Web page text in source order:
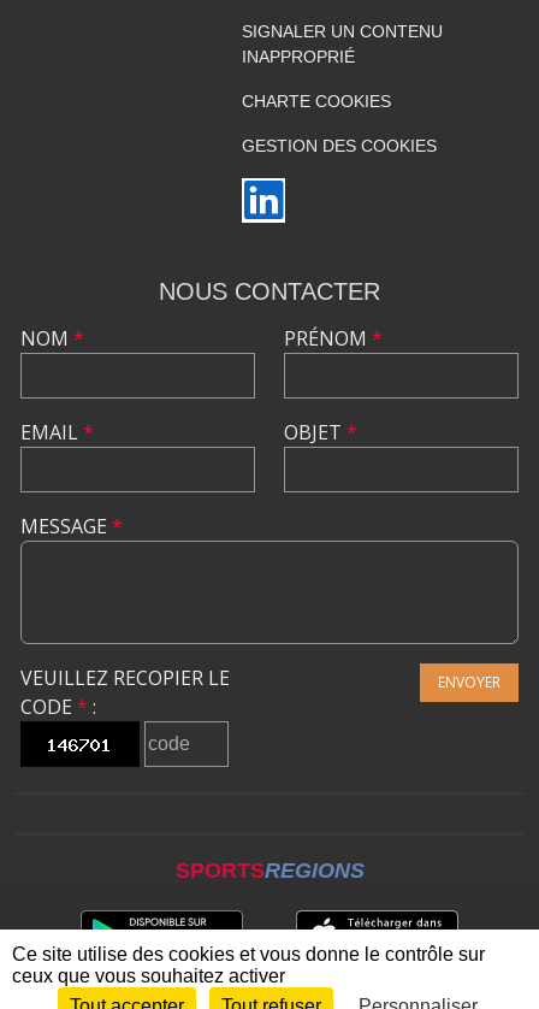
SIGNALER UN CONTENU
INAPPROPRIÉ
CHARTE COOKIES
GESTION DES COOKIES
NOUS CONTACTER
NOM *
EMAIL*
PRÉNOM *
OBJET *
MESSAGE *
VEUILLEZ RECOPIER LE
CODE * :
ENVOYER
SPORTSREGIONS
Ce site utilise des cookies et vous donne le contrôle sur
ceux que vous souhaitez activer